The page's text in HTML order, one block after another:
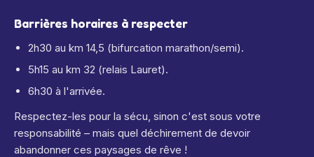
Barrières horaires à respecter
2h30 au km 14,5 (bifurcation marathon/semi).
5h15 au km 32 (relais Lauret).
6h30 à l'arrivée.
Respectez-les pour la sécu, sinon c'est sous votre
responsabilité – mais quel déchirement de devoir
abandonner ces paysages de rêve !